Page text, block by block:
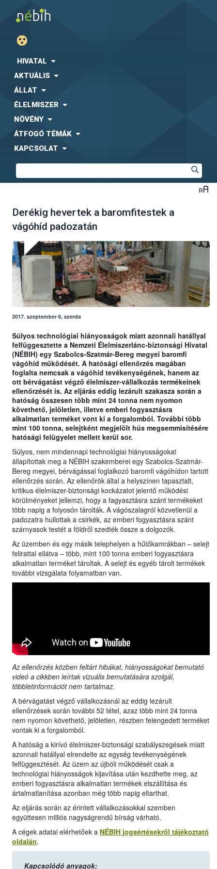
HIVATAL
AKTUÁLIS
ÁLLAT
ÉLELMISZER
NÖVÉNY
ÁTFOGÓ TÉMÁK
KAPCSOLAT
Derékig hevertek a baromfitestek a
vágóhíd padozatán
2017. szeptember 6, szerda
Súlyos technológiai hiányosságok miatt azonnali hatállyal
felfüggesztette a Nemzeti Élelmiszerlánc-biztonsági Hivatal
(NÉBIH) egy Szabolcs-Szatmár-Bereg megyei baromfi
vágóhíd működését. A hatósági ellenőrzés magában
foglalta nemcsak a vágóhíd tevékenységének, hanem az
ott bérvágatást végző élelmiszer-vállalkozás termékeinek
ellenőrzését is. Az eljárás eddig lezárult szakasza során a
hatóság összesen több mint 24 tonna nem nyomon
követhető, jelöletlen, illetve emberi fogyasztásra
alkalmatlan terméket vont ki a forgalomból. További több
mint 100 tonna, selejtként megjelölt hús megsemmisítésére
hatósági felügyelet mellett kerül sor.
Súlyos, nem mindennapi technológiai hiányosságokat
állapítottak meg a NÉBIH szakemberei egy Szabolcs-Szatmár-
Bereg megyei, bérvágással foglalkozó baromfi vágóhídon tartott
ellenőrzés során. Az ellenőrök által a helyszínen tapasztalt,
kritikus élelmiszer-biztonsági kockázatot jelentő működési
körülményeket jellemzi, hogy a fagyasztásra szánt termékeket
több napig a folyosón tárolták. A vágószalagról közvetlenül a
padozatra hullottak a csirkék, az emberi fogyasztásra szánt
szárnyasok testét a földről szedték össze a dolgozók.
Az üzemben és egy másik telephelyen a hűtőkamrákban – selejt
felirattal ellátva – több, mint 100 tonna emberi fogyasztásra
alkalmatlan terméket tároltak. A selejt és egyéb tárolt termékek
további vizsgálata folyamatban van.
Az ellenőrzés közben feltárt hibákat, hiányosságokat bemutató
videó a cikkben leírtak vizuális bemutatására szolgál,
többletinformációt nem tartalmaz.
A bérvágatást végző vállalkozásnál az eddig lezárult
ellenőrzések során további 52 tétel, azaz több mint 24 tonna
nem nyomon követhető, jelöletlen, részben felengedett terméket
vontak ki a forgalomból.
A hatóság a kirívó élelmiszer-biztonsági szabályszegések miatt
azonnali hatállyal elrendelte az egység tevékenységének
felfüggesztését. Az üzem az újbóli működését csak a
technológiai hiányosságok kijavítása után kezdhette meg, az
emberi fogyasztásra alkalmatlan termékek elszállítása és
ártalmatlanítása azonban még több napig eltarthat.
Az eljárás során az érintett vállalkozásokkal szemben
együttesen milliós nagyságrendű bírság várható.
A cégek adatai elérhetőek a NÉBIH jogsértésekről tájékoztató
oldalán.
Kapcsolódó anyagok: